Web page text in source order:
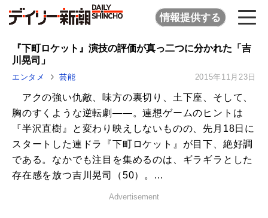
情報提供する
『下町ロケット』演技の評価が真っ二つに分かれた「吉
川晃司」
エンタメ 芸能 2015年11月23日
アクの強い仇敵、味方の裏切り、土下座、そして、
胸のすくような逆転劇――。連想ゲームのヒントは
『半沢直樹』と変わり映えしないものの、先月18日に
スタートした連ドラ『下町ロケット』が目下、絶好調
である。なかでも注目を集めるのは、ギラギラとした
存在感を放つ吉川晃司（50）。...
Advertisement